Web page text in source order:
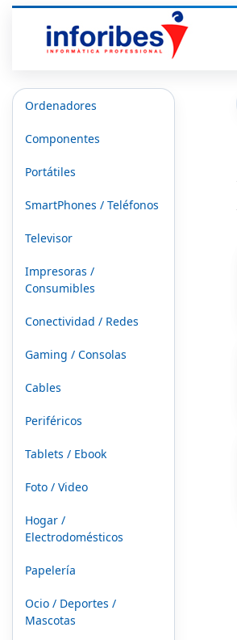
Ordenadores
Componentes
Portátiles
SmartPhones / Teléfonos
Televisor
Impresoras /
Consumibles
Conectividad / Redes
Gaming / Consolas
Cables
Periféricos
Tablets / Ebook
Foto / Video
Hogar /
Electrodomésticos
Papelería
Ocio / Deportes /
Mascotas